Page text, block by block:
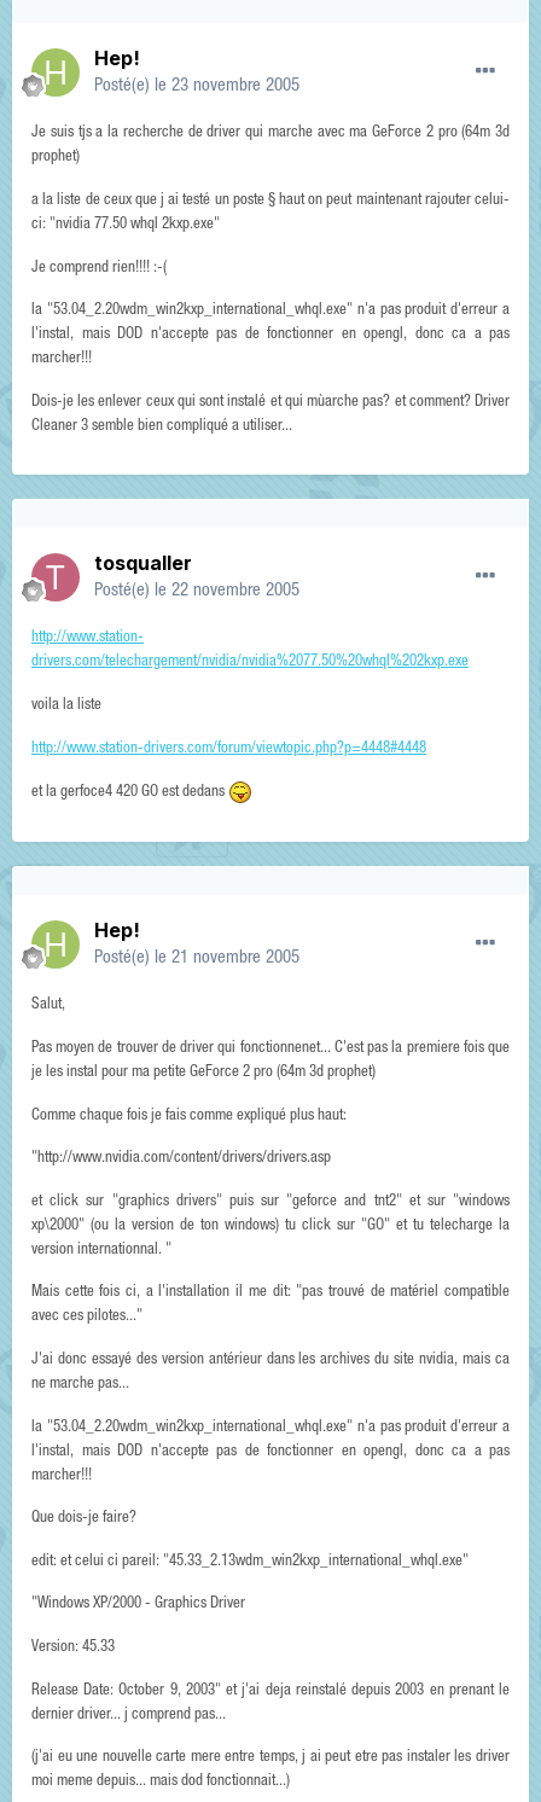
Hep!
Posté(e) le 23 novembre 2005
Je suis tjs a la recherche de driver qui marche avec ma GeForce 2 pro (64m 3d
prophet)
a la liste de ceux que j ai testé un poste § haut on peut maintenant rajouter celui-
ci: "nvidia 77.50 whql 2kxp.exe"
Je comprend rien!!!! :-(
la "53.04_2.20wdm_win2kxp_international_whql.exe" n'a pas produit d'erreur a
l'instal, mais DOD n'accepte pas de fonctionner en opengl, donc ca a pas
marcher!!!
Dois-je les enlever ceux qui sont instalé et qui mùarche pas? et comment? Driver
Cleaner 3 semble bien compliqué a utiliser...
tosqualler
Posté(e) le 22 novembre 2005
http://www.station-
drivers.com/telechargement/nvidia/nvidia%2077.50%20whql%202kxp.exe
voila la liste
http://www.station-drivers.com/forum/viewtopic.php?p=4448#4448
et la gerfoce4 420 GO est dedans
Hep!
Posté(e) le 21 novembre 2005
Salut,
Pas moyen de trouver de driver qui fonctionnenet... C'est pas la premiere fois que
je les instal pour ma petite GeForce 2 pro (64m 3d prophet)
Comme chaque fois je fais comme expliqué plus haut:
"http://www.nvidia.com/content/drivers/drivers.asp
et click sur "graphics drivers" puis sur "geforce and tnt2" et sur "windows
xp\2000" (ou la version de ton windows) tu click sur "GO" et tu telecharge la
version internationnal. "
Mais cette fois ci, a l'installation il me dit: "pas trouvé de matériel compatible
avec ces pilotes..."
J'ai donc essayé des version antérieur dans les archives du site nvidia, mais ca
ne marche pas...
la "53.04_2.20wdm_win2kxp_international_whql.exe" n'a pas produit d'erreur a
l'instal, mais DOD n'accepte pas de fonctionner en opengl, donc ca a pas
marcher!!!
Que dois-je faire?
edit: et celui ci pareil: "45.33_2.13wdm_win2kxp_international_whql.exe"
"Windows XP/2000 - Graphics Driver
Version: 45.33
Release Date: October 9, 2003" et j'ai deja reinstalé depuis 2003 en prenant le
dernier driver... j comprend pas...
(j'ai eu une nouvelle carte mere entre temps, j ai peut etre pas instaler les driver
moi meme depuis... mais dod fonctionnait...)